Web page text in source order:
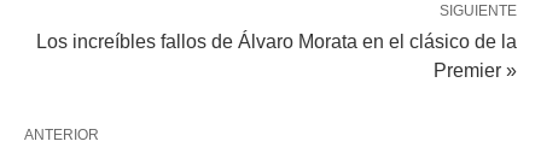
SIGUIENTE
Los increíbles fallos de Álvaro Morata en el clásico de la
Premier »
ANTERIOR